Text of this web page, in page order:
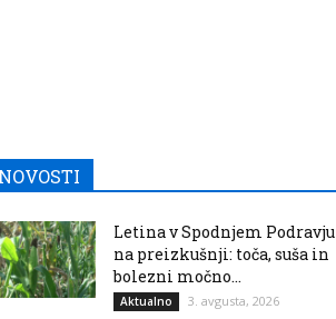
Letina v Spodnjem Podravju
na preizkušnji: toča, suša in
bolezni močno...
Aktualno 3. avgusta, 2026